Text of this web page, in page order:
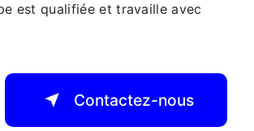
est qualifiée et travaille avec
Contactez-nous